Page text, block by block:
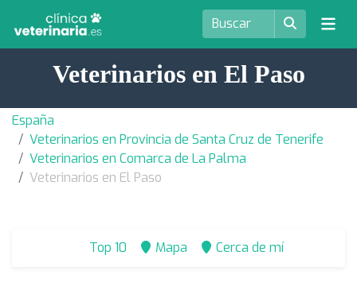
Veterinarios en El Paso
España
Veterinarios en Provincia de Santa Cruz de Tenerife
Veterinarios en Comarca de La Palma
Veterinarios en El Paso
Top 10 Mapa Cerca de mí